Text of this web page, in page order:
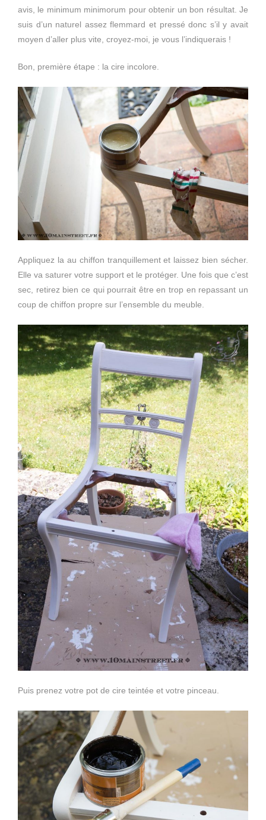
avis, le minimum minimorum pour obtenir un bon résultat. Je
suis d’un naturel assez flemmard et pressé donc s’il y avait
moyen d’aller plus vite, croyez-moi, je vous l’indiquerais !
Bon, première étape : la cire incolore.
Appliquez la au chiffon tranquillement et laissez bien sécher.
Elle va saturer votre support et le protéger. Une fois que c’est
sec, retirez bien ce qui pourrait être en trop en repassant un
coup de chiffon propre sur l’ensemble du meuble.
Puis prenez votre pot de cire teintée et votre pinceau.